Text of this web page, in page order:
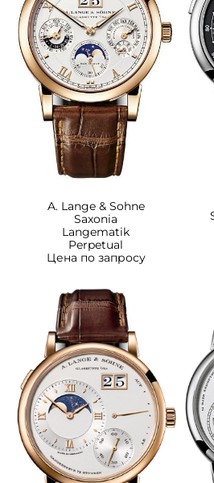
A. Lange & Sohne
Saxonia
Langematik
Perpetual
Цена по запросу